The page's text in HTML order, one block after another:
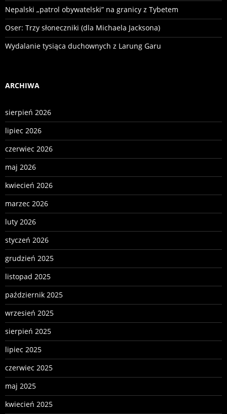
Nepalski „patrol obywatelski” na granicy z Tybetem
Oser: Trzy słoneczniki (dla Michaela Jacksona)
Wydalanie tysiąca duchownych z Larung Garu
ARCHIWA
sierpień 2026
lipiec 2026
czerwiec 2026
maj 2026
kwiecień 2026
marzec 2026
luty 2026
styczeń 2026
grudzień 2025
listopad 2025
październik 2025
wrzesień 2025
sierpień 2025
lipiec 2025
czerwiec 2025
maj 2025
kwiecień 2025